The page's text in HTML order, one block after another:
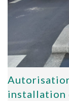
installation